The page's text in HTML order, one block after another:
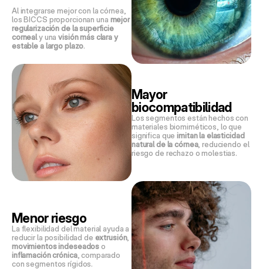
Al integrarse mejor con la córnea,
los BICCS proporcionan una mejor
regularización de la superficie
corneal y una visión más clara y
estable a largo plazo.
Mayor
biocompatibilidad
Los segmentos están hechos con
materiales biomiméticos, lo que
significa que imitan la elasticidad
natural de la córnea, reduciendo el
riesgo de rechazo o molestias.
Menor riesgo
La flexibilidad del material ayuda a
reducir la posibilidad de extrusión
movimientos indeseados
inflamación crónica, comparado
con segmentos rígidos.